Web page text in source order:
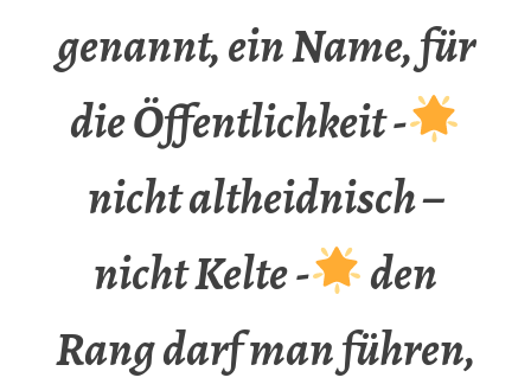
genannt, ein Name, für
die Öffentlichkeit -
nicht altheidnisch –
nicht Kelte -
den
Rang darf man führen,